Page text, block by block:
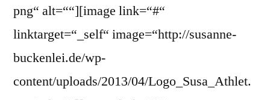
png“ alt=““][image link=“#“
linktarget=“_self“ image=“http://susanne-
buckenlei.de/wp-
content/uploads/2013/04/Logo_Susa_Athlet.